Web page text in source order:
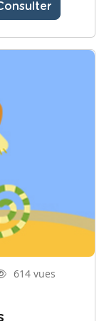
614 vues